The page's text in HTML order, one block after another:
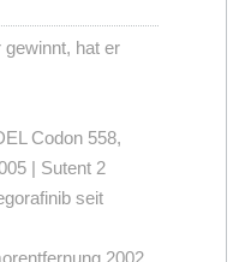
gewinnt, hat er
Codon 558,
| Sutent 2
seit